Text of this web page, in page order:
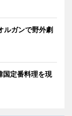
ガンで野外劇
定番料理を現